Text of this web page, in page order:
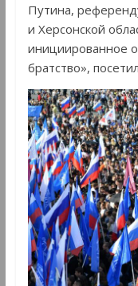
Путина,
и Херсонской
инициированное
братство»,